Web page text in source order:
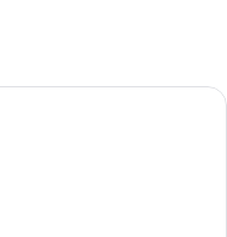
人房 | 書桌、遮光布/窗簾、折